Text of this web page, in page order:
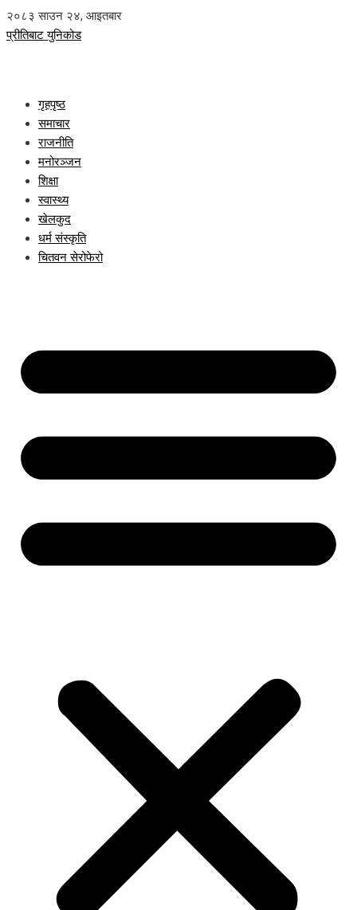
२०८३ साउन २४, आइतबार
प्रीतिबाट युनिकोड
गृहपृष्ठ
समाचार
राजनीति
मनोरञ्जन
शिक्षा
स्वास्थ्य
खेलकुद
धर्म संस्कृति
चितवन सेरोफेरो